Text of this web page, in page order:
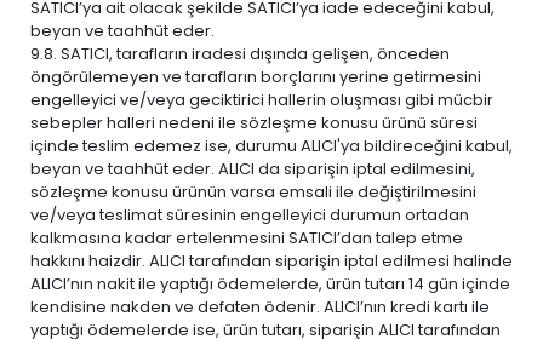
SATICI’ya ait olacak şekilde SATICI’ya iade edeceğini kabul,
beyan ve taahhüt eder.
9.8. SATICI, tarafların iradesi dışında gelişen, önceden
öngörülemeyen ve tarafların borçlarını yerine getirmesini
engelleyici ve/veya geciktirici hallerin oluşması gibi mücbir
sebepler halleri nedeni ile sözleşme konusu ürünü süresi
içinde teslim edemez ise, durumu ALICI'ya bildireceğini kabul,
beyan ve taahhüt eder. ALICI da siparişin iptal edilmesini,
sözleşme konusu ürünün varsa emsali ile değiştirilmesini
ve/veya teslimat süresinin engelleyici durumun ortadan
kalkmasına kadar ertelenmesini SATICI’dan talep etme
hakkını haizdir. ALICI tarafından siparişin iptal edilmesi halinde
ALICI’nın nakit ile yaptığı ödemelerde, ürün tutarı 14 gün içinde
kendisine nakden ve defaten ödenir. ALICI’nın kredi kartı ile
yaptığı ödemelerde ise, ürün tutarı, siparişin ALICI tarafından